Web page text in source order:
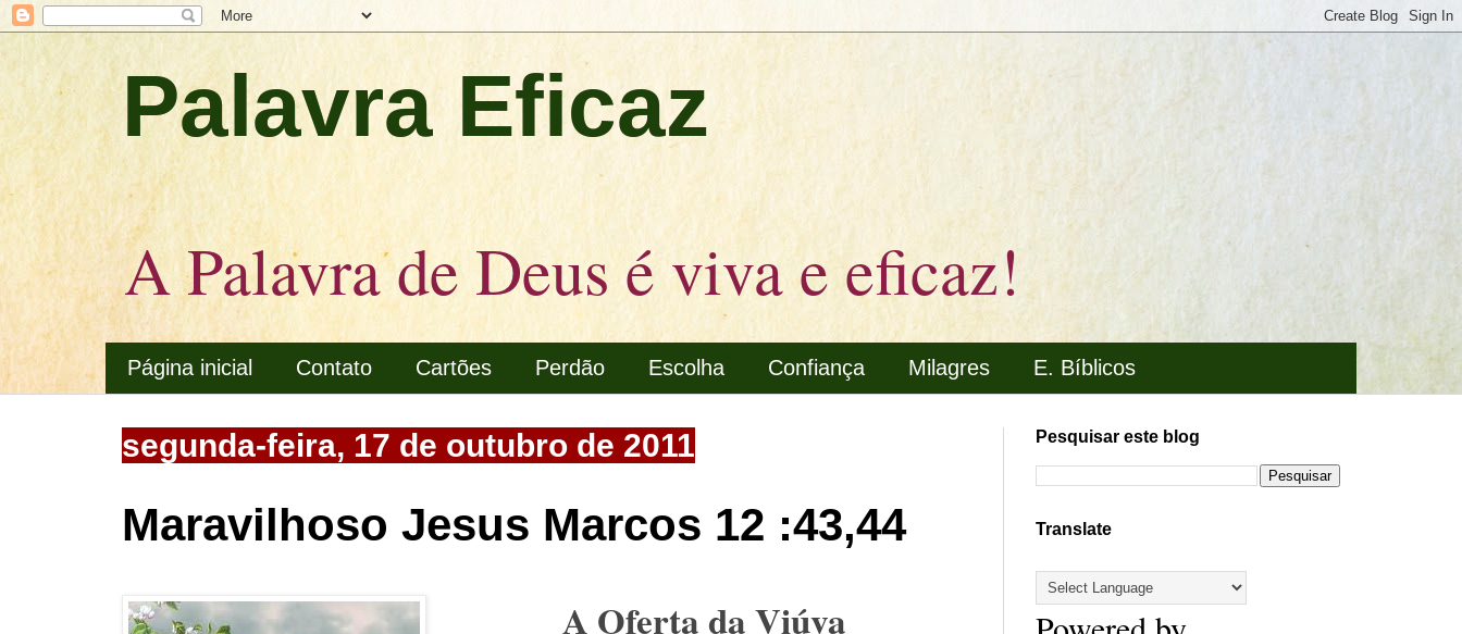
Palavra Eficaz
A Palavra de Deus é viva e eficaz!
Página inicial Contato Cartões Perdão Escolha Confiança Milagres E. Bíblicos
segunda-feira, 17 de outubro de 2011
Maravilhoso Jesus Marcos 12 :43,44
A Oferta da Viúva
Pesquisar este blog
Translate